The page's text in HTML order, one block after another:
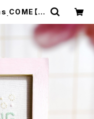
COME【図